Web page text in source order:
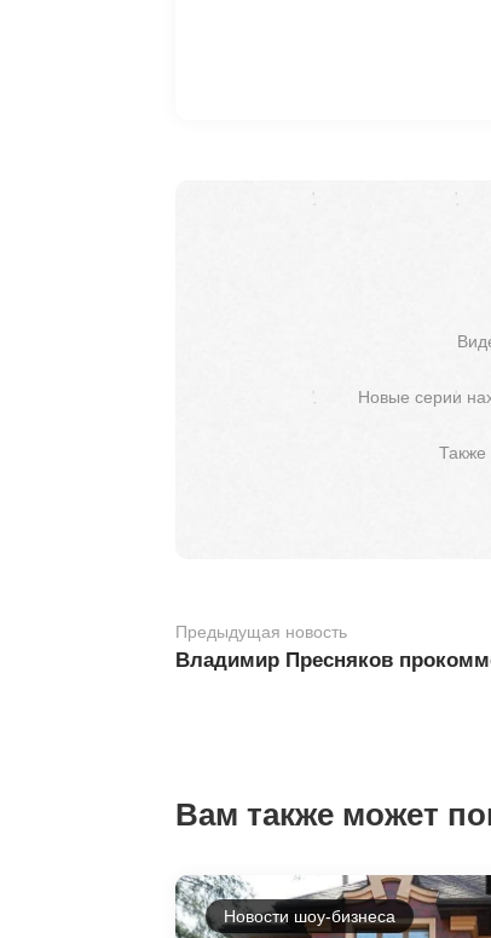
Новые серии
Также
Предыдущая новость
Владимир Пресняков
Вам также может
Новости шоу-бизнеса